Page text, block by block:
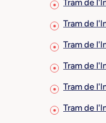
Tram de
Tram de
Tram de
Tram de
Tram de
Tram de